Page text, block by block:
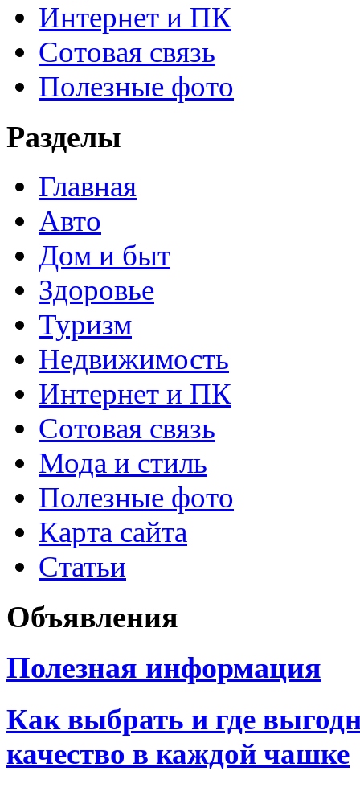
Интернет и ПК
Сотовая связь
Полезные фото
Разделы
Главная
Авто
Дом и быт
Здоровье
Туризм
Недвижимость
Интернет и ПК
Сотовая связь
Мода и стиль
Полезные фото
Карта сайта
Статьи
Объявления
Полезная информация
Как выбрать и где
качество в каждой чашке